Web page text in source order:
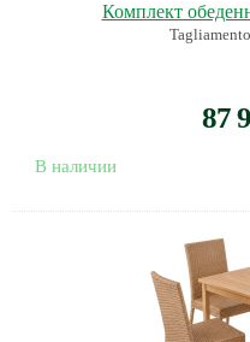
Комплект
87
В наличии